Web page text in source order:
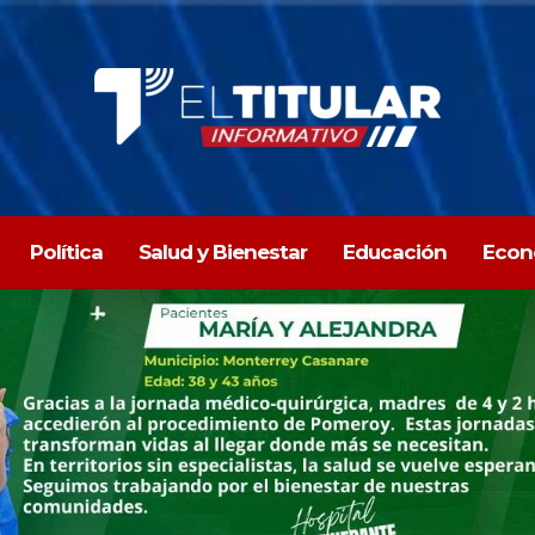
Política Salud y Bienestar Educación